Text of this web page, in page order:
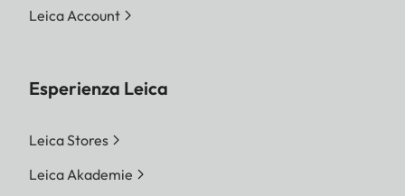
Leica Account
Esperienza Leica
Leica Stores
Leica Akademie